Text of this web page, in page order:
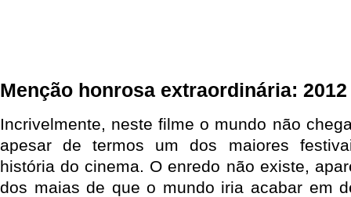
Menção honrosa extraordinária: 2012
Incrivelmente, neste filme o mundo não
apesar de termos um dos maiores
história do cinema. O enredo não existe,
dos maias de que o mundo iria acabar em